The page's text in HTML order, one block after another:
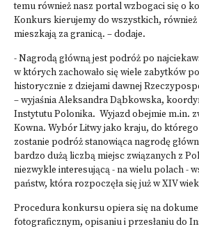
temu również nasz portal wzbogaci się o
Konkurs kierujemy do wszystkich,
mieszkają za granicą. – dodaje.
­- Nagrodą główną jest podróż po
w których zachowało się wiele zabytków
historycznie z dziejami dawnej
– wyjaśnia Aleksandra Dąbkowska,
Instytutu Polonika. Wyjazd obejmie m.in.
Kowna. Wybór Litwy jako kraju, do
zostanie podróż stanowiąca nagrodę
bardzo dużą liczbą miejsc związanych z
niezwykle interesującą - na wielu polach -
państw, która rozpoczęła się już w XIV
Procedura konkursu opiera się na
fotograficznym, opisaniu i przesłaniu do